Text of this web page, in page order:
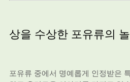
상을 수상한 포유류의
포유류 중에서 명예롭게 인정받은